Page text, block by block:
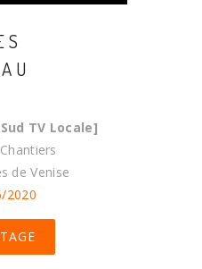
TV Locale]
de Venise
2020